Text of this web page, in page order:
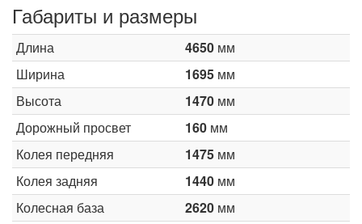
Габариты и размеры
Длина 4650 мм
Ширина
1695 мм
Высота
1470 мм
Дорожный просвет
160 мм
Колея передняя
1475 мм
Колея задняя
1440 мм
Колесная база
2620 мм